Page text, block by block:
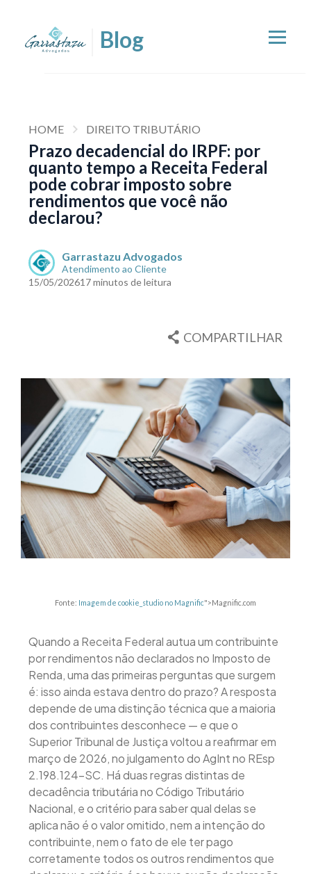
HOME DIREITO TRIBUTÁRIO
Prazo decadencial do IRPF: por
quanto tempo a Receita Federal
pode cobrar imposto sobre
rendimentos que você não
declarou?
Garrastazu Advogados
Atendimento ao Cliente
15/05/202617 minutos de leitura
COMPARTILHAR
Fonte: Imagem de cookie_studio no Magnific">Magnific.com
Quando a Receita Federal autua um contribuinte
por rendimentos não declarados no Imposto de
Renda, uma das primeiras perguntas que surgem
é: isso ainda estava dentro do prazo? A resposta
depende de uma distinção técnica que a maioria
dos contribuintes desconhece — e que o
Superior Tribunal de Justiça voltou a reafirmar em
março de 2026, no julgamento do AgInt no REsp
2.198.124-SC. Há duas regras distintas de
decadência tributária no Código Tributário
Nacional, e o critério para saber qual delas se
aplica não é o valor omitido, nem a intenção do
contribuinte, nem o fato de ele ter pago
corretamente todos os outros rendimentos que